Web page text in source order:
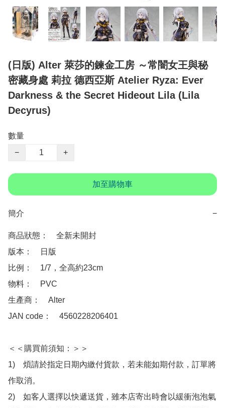
(日版) Alter 萊莎的鍊金工房 ～常闇女王與秘
密藏身處 莉拉 德西亞斯 Atelier Ryza: Ever
Darkness & the Secret Hideout Lila (Lila
Decyrus)
數量
−
+
加至購物車
簡介 −
商品狀態：　全新未開封
版本：　日版
比例：　1/7，全高約23cm
物料：　PVC
生產商：　Alter
JAN code：　4560228206401
＜＜購買前須知：＞＞
1)　煩請於指定日期內繳付貨款，若未能如期付款，訂單將
作取消。
2)　如客人選擇以快遞送貨，雖本店寄出時會以緩衝泡泡氣